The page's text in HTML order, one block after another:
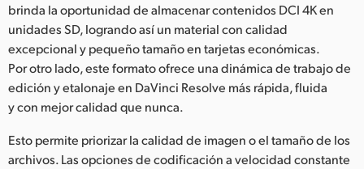
Turkey
UAE
Ukraine
United Kingdom
United States
brinda la oportunidad de almacenar contenidos DCI 4K en
unidades SD, logrando así un material con calidad
excepcional y pequeño tamaño en tarjetas económicas.
Por otro lado, este formato ofrece una dinámica de trabajo de
edición y etalonaje en DaVinci Resolve más rápida, fluida
y con mejor calidad que nunca.
Esto permite priorizar la calidad de imagen o el tamaño de los
archivos. Las opciones de codificación a velocidad constante